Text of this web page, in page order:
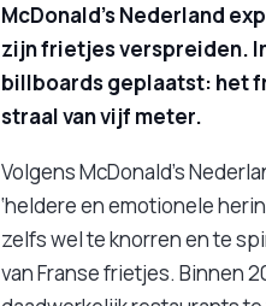
McDonald’s Nederland
zijn frietjes verspreiden.
billboards geplaatst: het
straal van vijf meter.
Volgens McDonald’s
‘heldere en emotionele
zelfs wel te knorren en te
van Franse frietjes. Binnen